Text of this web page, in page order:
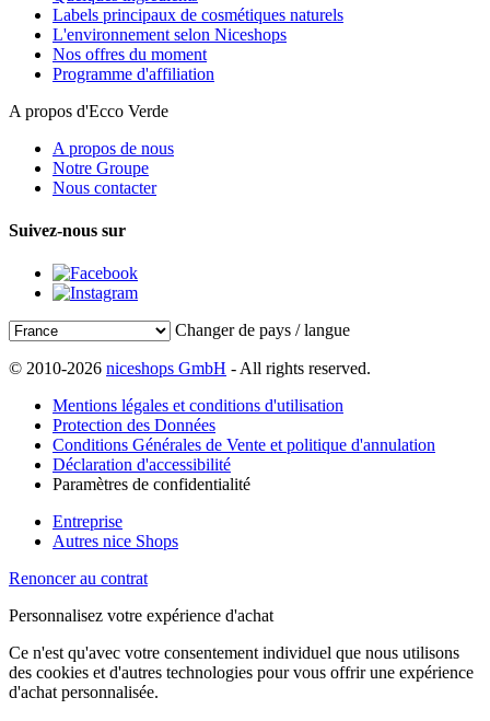
Labels principaux de cosmétiques naturels
L'environnement selon Niceshops
Nos offres du moment
Programme d'affiliation
A propos d'Ecco Verde
A propos de nous
Notre Groupe
Nous contacter
Suivez-nous sur
Changer de pays / langue
© 2010-2026 niceshops GmbH - All rights reserved.
Mentions légales et conditions d'utilisation
Protection des Données
Conditions Générales de Vente et politique d'annulation
Déclaration d'accessibilité
Paramètres de confidentialité
Entreprise
Autres nice Shops
Renoncer au contrat
Personnalisez votre expérience d'achat
Ce n'est qu'avec votre consentement individuel que nous utilisons
des cookies et d'autres technologies pour vous offrir une expérience
d'achat personnalisée.